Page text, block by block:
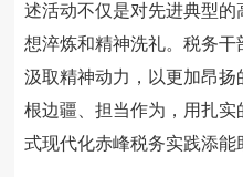
述活动不仅是对先进典型
想淬炼和精神洗礼。税务
汲取精神动力，以更加昂
根边疆、担当作为，用扎实
式现代化赤峰税务实践添能